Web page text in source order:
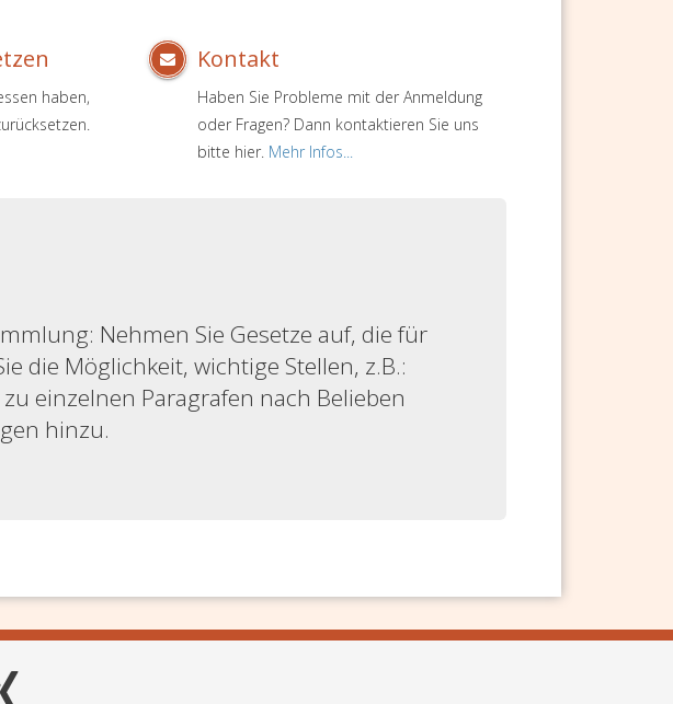
haben,
Kontakt
Haben Sie Probleme mit der Anmeldung
oder Fragen? Dann kontaktieren Sie uns
bitte hier. Mehr Infos...
Nehmen Sie Gesetze auf, die für
die Möglichkeit, wichtige Stellen, z.B.:
einzelnen Paragrafen nach Belieben
hinzu.